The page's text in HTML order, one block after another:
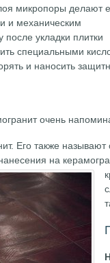
микропоры делают
и механическим
укладки плитки
специальными
и наносить
очень
Его также
на